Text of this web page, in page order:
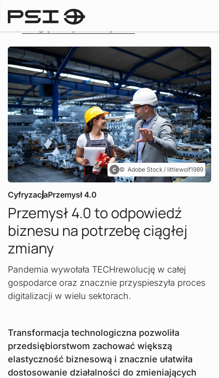
Adobe Stock / littlewolf1989
CyfryzacjaPrzemysł 4.0
:
Przemysł 4.0 to odpowiedź
biznesu na potrzebę ciągłej
zmiany
Pandemia wywołała TECHrewolucję w całej
gospodarce oraz znacznie przyspieszyła proces
digitalizacji w wielu sektorach.
Transformacja technologiczna pozwoliła
przedsiębiorstwom zachować większą
elastyczność biznesową i znacznie ułatwiła
dostosowanie działalności do zmieniających